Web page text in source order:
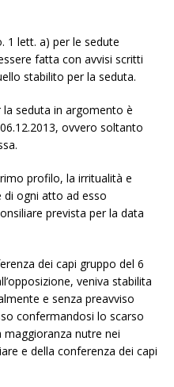
1 lett. a) per le sedute
fatta con avvisi scritti
stabilito per la seduta.
seduta in argomento è
ovvero soltanto
profilo, la irritualità e
di ogni atto ad esso
prevista per la data
dei capi gruppo del 6
veniva stabilita
e senza preavviso
confermandosi lo scarso
nutre nei
e della conferenza dei capi